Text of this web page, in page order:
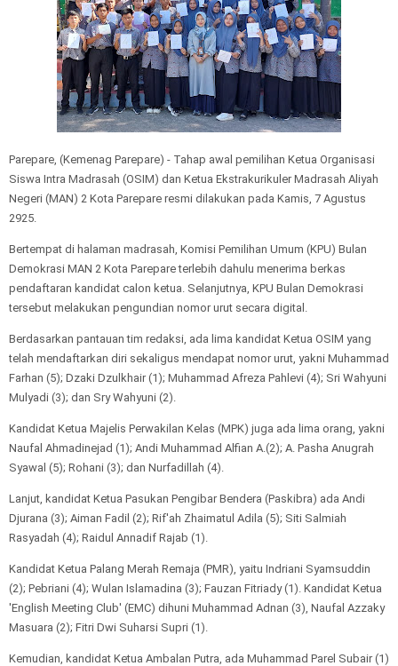
Parepare, (Kemenag Parepare) - Tahap awal pemilihan Ketua Organisasi
Siswa Intra Madrasah (OSIM) dan Ketua Ekstrakurikuler Madrasah Aliyah
Negeri (MAN) 2 Kota Parepare resmi dilakukan pada Kamis, 7 Agustus
2925.
Bertempat di halaman madrasah, Komisi Pemilihan Umum (KPU) Bulan
Demokrasi MAN 2 Kota Parepare terlebih dahulu menerima berkas
pendaftaran kandidat calon ketua. Selanjutnya, KPU Bulan Demokrasi
tersebut melakukan pengundian nomor urut secara digital.
Berdasarkan pantauan tim redaksi, ada lima kandidat Ketua OSIM yang
telah mendaftarkan diri sekaligus mendapat nomor urut, yakni Muhammad
Farhan (5); Dzaki Dzulkhair (1); Muhammad Afreza Pahlevi (4); Sri Wahyuni
Mulyadi (3); dan Sry Wahyuni (2).
Kandidat Ketua Majelis Perwakilan Kelas (MPK) juga ada lima orang, yakni
Naufal Ahmadinejad (1); Andi Muhammad Alfian A.(2); A. Pasha Anugrah
Syawal (5); Rohani (3); dan Nurfadillah (4).
Lanjut, kandidat Ketua Pasukan Pengibar Bendera (Paskibra) ada Andi
Djurana (3); Aiman Fadil (2); Rif'ah Zhaimatul Adila (5); Siti Salmiah
Rasyadah (4); Raidul Annadif Rajab (1).
Kandidat Ketua Palang Merah Remaja (PMR), yaitu Indriani Syamsuddin
(2); Pebriani (4); Wulan Islamadina (3); Fauzan Fitriady (1). Kandidat Ketua
'English Meeting Club' (EMC) dihuni Muhammad Adnan (3), Naufal Azzaky
Masuara (2); Fitri Dwi Suharsi Supri (1).
Kemudian, kandidat Ketua Ambalan Putra, ada Muhammad Parel Subair (1)